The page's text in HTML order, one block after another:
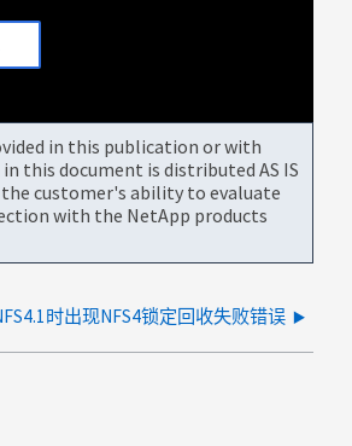
in this publication or with
this document is distributed AS IS
customer's ability to evaluate
with the NetApp products
时出现NFS4锁定回收失败错误